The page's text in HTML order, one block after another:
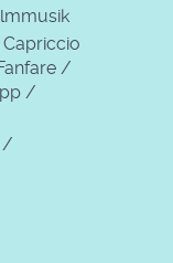
/
/
/